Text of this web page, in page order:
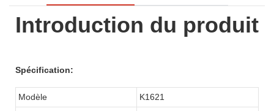
Introduction du produit
Spécification:
Modèle
K1621